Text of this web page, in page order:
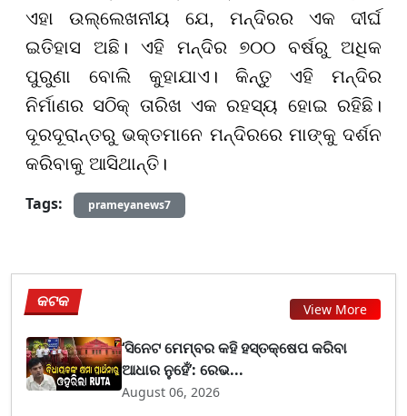
ଏହା ଉଲ୍ଲେଖନୀୟ ଯେ, ମନ୍ଦିରର ଏକ ଦୀର୍ଘ
ଇତିହାସ ଅଛି। ଏହି ମନ୍ଦିର ୭୦୦ ବର୍ଷରୁ ଅଧିକ
ପୁରୁଣା ବୋଲି କୁହାଯାଏ। କିନ୍ତୁ ଏହି ମନ୍ଦିର
ନିର୍ମାଣର ସଠିକ୍ ତାରିଖ ଏକ ରହସ୍ୟ ହୋଇ ରହିଛି।
ଦୂରଦୂରାନ୍ତରୁ ଭକ୍ତମାନେ ମନ୍ଦିରରେ ମାଙ୍କୁ ଦର୍ଶନ
କରିବାକୁ ଆସିଥାନ୍ତି।
Tags:
prameyanews7
କଟକ View More
‘ସିନେଟ ମେମ୍ବର କହି ହସ୍ତକ୍ଷେପ କରିବା
ଆଧାର ନୁହେଁ’: ରେଭ...
August 06, 2026